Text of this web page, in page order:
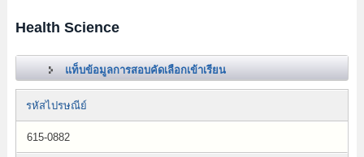
Health Science
แท็บข้อมูลการสอบคัดเลือกเข้าเรียน
รหัสไปรษณีย์
615-0882